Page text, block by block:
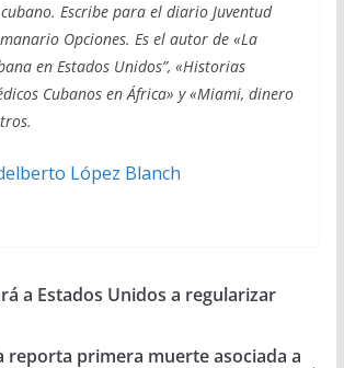
Escribe para el diario Juventud
Opciones. Es el autor de «La
en Estados Unidos”, «Historias
Cubanos en África» y «Miami, dinero
López Blanch
a Estados Unidos a regularizar
reporta primera muerte asociada a